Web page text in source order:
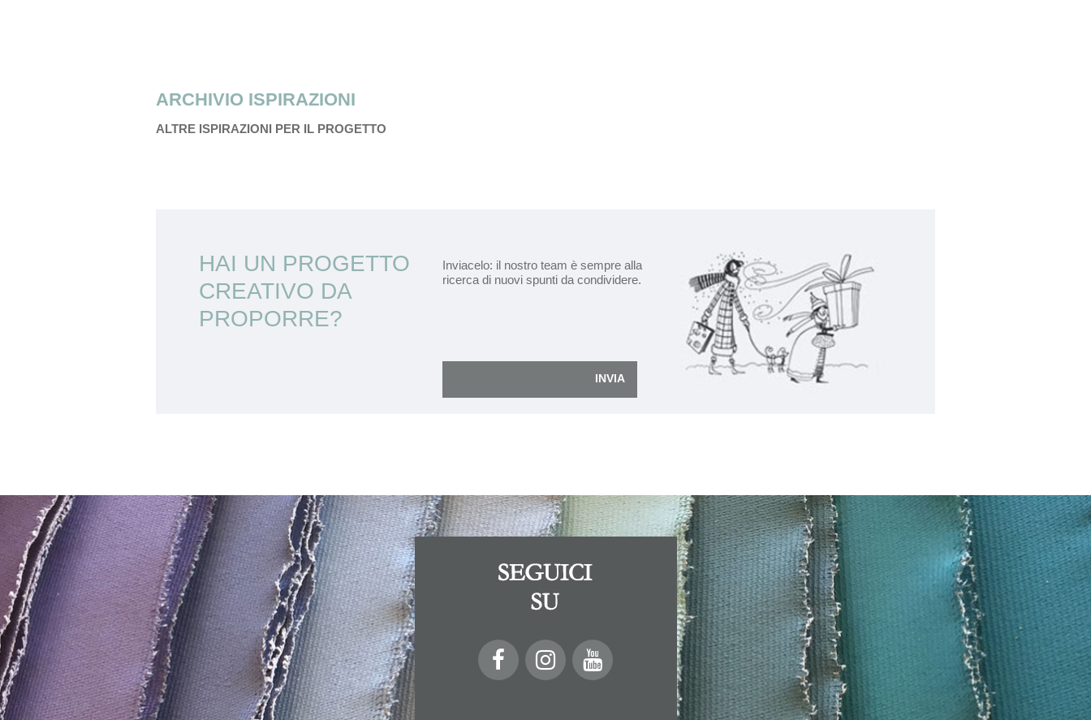
ARCHIVIO ISPIRAZIONI
ALTRE ISPIRAZIONI PER IL PROGETTO
HAI UN PROGETTO
CREATIVO DA
PROPORRE?
Inviacelo: il nostro team è sempre alla
ricerca di nuovi spunti da condividere.
INVIA